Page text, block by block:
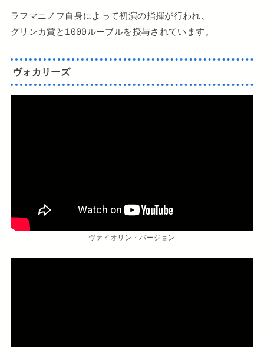
ラフマニノフ自身によって初演の指揮が行われ、
グリンカ賞と1000ルーブルを授与されています。
ヴォカリーズ
ヴァイオリン・バージョン